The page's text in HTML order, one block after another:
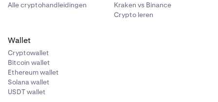
Alle cryptohandleidingen
Kraken vs Binance
Crypto leren
Wallet
Cryptowallet
Bitcoin wallet
Ethereum wallet
Solana wallet
USDT wallet